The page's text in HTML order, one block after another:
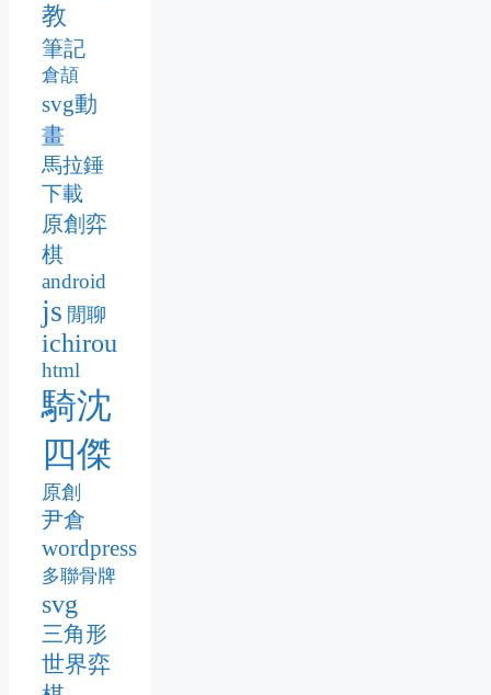
教
筆記
倉頡
svg動
畫
馬拉錘
下載
原創弈
棋
android
js 閒聊
ichirou
html
騎沈
四傑
原創
尹倉
wordpress
多聯骨牌
svg
三角形
世界弈